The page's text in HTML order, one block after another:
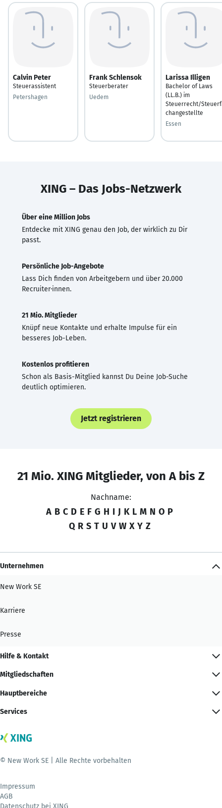
Calvin Peter
Steuerassistent
Petershagen
Frank Schlensok
Steuerberater
Uedem
Larissa Illigen
Bachelor of Laws
(LL.B.) im
Steuerrecht/
changestellte
Essen
XING – Das Jobs-Netzwerk
Über eine Million Jobs
Entdecke mit XING genau den Job, der wirklich zu Dir
passt.
Persönliche Job-Angebote
Lass Dich finden von Arbeitgebern und über 20.000
Recruiter·innen.
21 Mio. Mitglieder
Knüpf neue Kontakte und erhalte Impulse für ein
besseres Job-Leben.
Kostenlos profitieren
Schon als Basis-Mitglied kannst Du Deine Job-Suche
deutlich optimieren.
Jetzt registrieren
21 Mio. XING Mitglieder, von A bis Z
Nachname:
A B C D E F G H I J K L M N O P
Q R S T U V W X Y Z
Unternehmen
New Work SE
Karriere
Presse
Hilfe & Kontakt
Mitgliedschaften
Hauptbereiche
Services
© New Work SE | Alle Rechte vorbehalten
Impressum
AGB
Datenschutz bei XING